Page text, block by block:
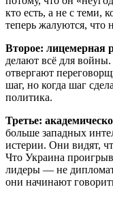
кто есть, а не с теми,
теперь жалуются, что
Второе: лицемерная
делают всё для
отвергают
шаг, но когда шаг
политика.
Третье:
больше западных
истерии. Они видят,
Что Украина
лидеры — не
они начинают